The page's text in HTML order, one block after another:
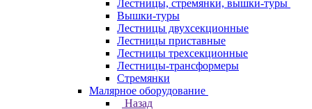
Лестницы, стремянки, вышки-туры
Вышки-туры
Лестницы двухсекционные
Лестницы приставные
Лестницы трехсекционные
Лестницы-трансформеры
Стремянки
Малярное оборудование
Назад